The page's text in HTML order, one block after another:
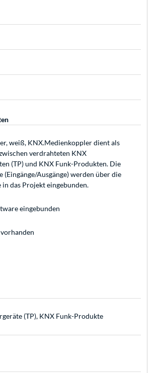
weiß, KNX.Medienkoppler dient als
verdrahteten KNX
(TP) und KNX Funk-Produkten. Die
(Eingänge/Ausgänge) werden über die
in das Projekt eingebunden.
eingebunden
(TP), KNX Funk-Produkte